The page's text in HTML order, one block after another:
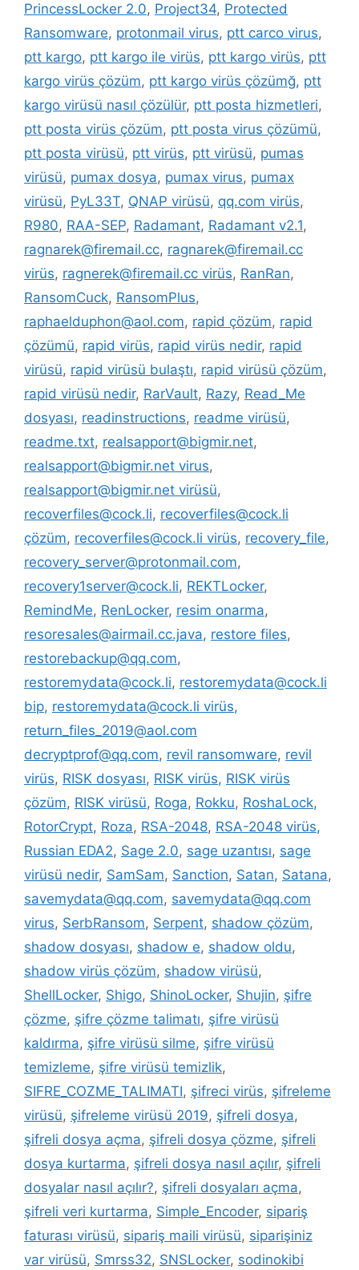
PrincessLocker 2.0, Project34, Protected
Ransomware, protonmail virus, ptt carco virus,
ptt kargo, ptt kargo ile virüs, ptt kargo virüs, ptt
kargo virüs çözüm, ptt kargo virüs çözümğ, ptt
kargo virüsü nasıl çözülür, ptt posta hizmetleri,
ptt posta virüs çözüm, ptt posta virus çözümü,
ptt posta virüsü, ptt virüs, ptt virüsü, pumas
virüsü, pumax dosya, pumax virus, pumax
virüsü, PyL33T, QNAP virüsü, qq.com virüs,
R980, RAA-SEP, Radamant, Radamant v2.1,
ragnarek@firemail.cc, ragnarek@firemail.cc
virüs, ragnerek@firemail.cc virüs, RanRan,
RansomCuck, RansomPlus,
raphaelduphon@aol.com, rapid çözüm, rapid
çözümü, rapid virüs, rapid virüs nedir, rapid
virüsü, rapid virüsü bulaştı, rapid virüsü çözüm,
rapid virüsü nedir, RarVault, Razy, Read_Me
dosyası, readinstructions, readme virüsü,
readme.txt, realsapport@bigmir.net,
realsapport@bigmir.net virus,
realsapport@bigmir.net virüsü,
recoverfiles@cock.li, recoverfiles@cock.li
çözüm, recoverfiles@cock.li virüs, recovery_file,
recovery_server@protonmail.com,
recovery1server@cock.li, REKTLocker,
RemindMe, RenLocker, resim onarma,
resoresales@airmail.cc.java, restore files,
restorebackup@qq.com,
restoremydata@cock.li, restoremydata@cock.li
bip, restoremydata@cock.li virüs,
return_files_2019@aol.com
decryptprof@qq.com, revil ransomware, revil
virüs, RISK dosyası, RISK virüs, RISK virüs
çözüm, RISK virüsü, Roga, Rokku, RoshaLock,
RotorCrypt, Roza, RSA-2048, RSA-2048 virüs,
Russian EDA2, Sage 2.0, sage uzantısı, sage
virüsü nedir, SamSam, Sanction, Satan, Satana,
savemydata@qq.com, savemydata@qq.com
virus, SerbRansom, Serpent, shadow çözüm,
shadow dosyası, shadow e, shadow oldu,
shadow virüs çözüm, shadow virüsü,
ShellLocker, Shigo, ShinoLocker, Shujin, şifre
çözme, şifre çözme talimatı, şifre virüsü
kaldırma, şifre virüsü silme, şifre virüsü
temizleme, şifre virüsü temizlik,
SIFRE_COZME_TALIMATI, şifreci virüs, şifreleme
virüsü, şifreleme virüsü 2019, şifreli dosya,
şifreli dosya açma, şifreli dosya çözme, şifreli
dosya kurtarma, şifreli dosya nasıl açılır, şifreli
dosyalar nasıl açılır?, şifreli dosyaları açma,
şifreli veri kurtarma, Simple_Encoder, sipariş
faturası virüsü, sipariş maili virüsü, siparişiniz
var virüsü, Smrss32, SNSLocker, sodinokibi